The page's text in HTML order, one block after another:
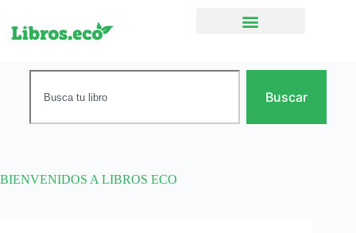
Buscar
BIENVENIDOS A LIBROS ECO